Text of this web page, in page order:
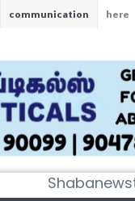
communication